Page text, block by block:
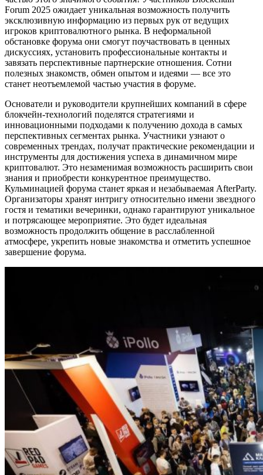
Forum 2025 ожидает уникальная возможность получить
эксклюзивную информацию из первых рук от ведущих
игроков криптовалютного рынка. В неформальной
обстановке форума они смогут поучаствовать в ценных
дискуссиях, установить профессиональные контакты и
завязать перспективные партнерские отношения. Сотни
полезных знакомств, обмен опытом и идеями — все это
станет неотъемлемой частью участия в форуме.
Основатели и руководители крупнейших компаний в сфере
блокчейн-технологий поделятся стратегиями и
инновационными подходами к получению дохода в самых
перспективных сегментах рынка. Участники узнают о
современных трендах, получат практические рекомендации и
инструменты для достижения успеха в динамичном мире
криптовалют. Это незаменимая возможность расширить свои
знания и приобрести конкурентное преимущество.
Кульминацией форума станет яркая и незабываемая AfterParty.
Организаторы хранят интригу относительно имени звездного
гостя и тематики вечеринки, однако гарантируют уникальное
и потрясающее мероприятие. Это будет идеальная
возможность продолжить общение в расслабленной
атмосфере, укрепить новые знакомства и отметить успешное
завершение форума.